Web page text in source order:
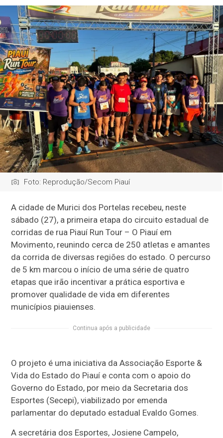
Foto: Reprodução/Secom Piauí
A cidade de Murici dos Portelas recebeu, neste
sábado (27), a primeira etapa do circuito estadual de
corridas de rua Piauí Run Tour – O Piauí em
Movimento, reunindo cerca de 250 atletas e amantes
da corrida de diversas regiões do estado. O percurso
de 5 km marcou o início de uma série de quatro
etapas que irão incentivar a prática esportiva e
promover qualidade de vida em diferentes
municípios piauienses.
Continua após a publicidade
O projeto é uma iniciativa da Associação Esporte &
Vida do Estado do Piauí e conta com o apoio do
Governo do Estado, por meio da Secretaria dos
Esportes (Secepi), viabilizado por emenda
parlamentar do deputado estadual Evaldo Gomes.
A secretária dos Esportes, Josiene Campelo,